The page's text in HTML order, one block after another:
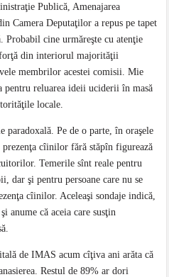
Publică, Amenajarea
Camera Deputaţilor a repus pe tapet
Probabil cine urmăreşte cu atenţie
din interiorul majorităţii
membrilor acestei comisii. Mie
reluarea ideii uciderii în masă
locale.
paradoxală. Pe de o parte, în oraşele
cîinilor fără stăpîn figurează
Temerile sînt reale pentru
dar şi pentru persoane care nu se
cîinilor. Aceleaşi sondaje indică,
anume că aceia care susţin
de IMAS acum cîţiva ani arăta că
Restul de 89% ar dori